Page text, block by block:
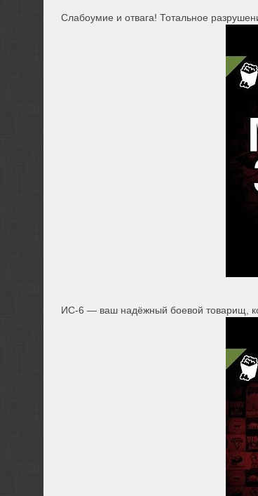
Слабоумие и отвага! Тотальное
ИС-6 — ваш надёжный боевой товарищ,